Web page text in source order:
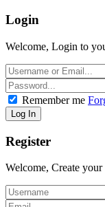
Login
Welcome, Login to
Remember me
Register
Welcome, Create